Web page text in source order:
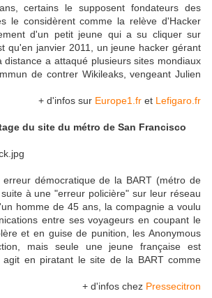
certains le supposent fondateurs des
le considèrent comme la relève d'Hacker
d'un petit jeune qui a su cliquer sur
qu'en janvier 2011, un jeune hacker gérant
distance a attaqué plusieurs sites mondiaux
de contrer Wikileaks, vengeant Julien
+ d'infos sur Europe1.fr et Lefigaro.fr
du site du métro de San Francisco
démocratique de la BART (métro de
à une "erreur policière" sur leur réseau
homme de 45 ans, la compagnie a voulu
entre ses voyageurs en coupant le
et en guise de punition, les Anonymous
mais seule une jeune française est
agit en piratant le site de la BART comme
+ d'infos chez Pressecitron